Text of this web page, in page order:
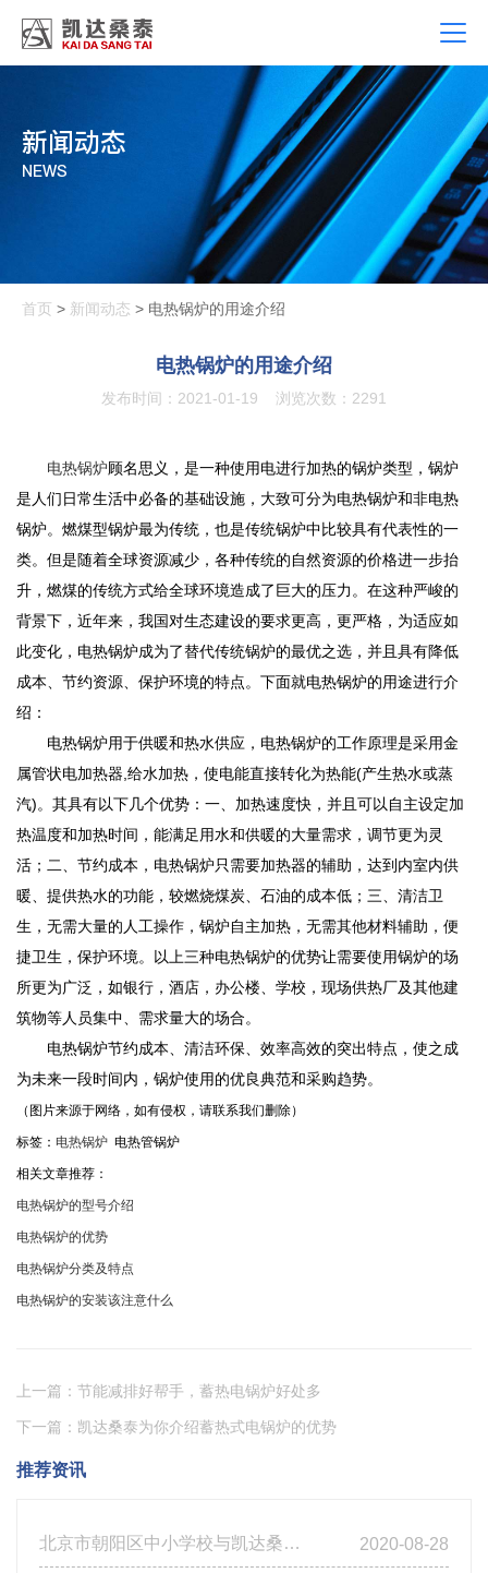
新闻动态
NEWS
首页 > 新闻动态 > 电热锅炉的用途介绍
电热锅炉的用途介绍
发布时间：2021-01-19 浏览次数：2291
电热锅炉顾名思义，是一种使用电进行加热的锅炉类型，锅炉
是人们日常生活中必备的基础设施，大致可分为电热锅炉和非电热
锅炉。燃煤型锅炉最为传统，也是传统锅炉中比较具有代表性的一
类。但是随着全球资源减少，各种传统的自然资源的价格进一步抬
升，燃煤的传统方式给全球环境造成了巨大的压力。在这种严峻的
背景下，近年来，我国对生态建设的要求更高，更严格，为适应如
此变化，电热锅炉成为了替代传统锅炉的最优之选，并且具有降低
成本、节约资源、保护环境的特点。下面就电热锅炉的用途进行介
绍：
电热锅炉用于供暖和热水供应，电热锅炉的工作原理是采用金
属管状电加热器,给水加热，使电能直接转化为热能(产生热水或蒸
汽)。其具有以下几个优势：一、加热速度快，并且可以自主设定加
热温度和加热时间，能满足用水和供暖的大量需求，调节更为灵
活；二、节约成本，电热锅炉只需要加热器的辅助，达到内室内供
暖、提供热水的功能，较燃烧煤炭、石油的成本低；三、清洁卫
生，无需大量的人工操作，锅炉自主加热，无需其他材料辅助，便
捷卫生，保护环境。以上三种电热锅炉的优势让需要使用锅炉的场
所更为广泛，如银行，酒店，办公楼、学校，现场供热厂及其他建
筑物等人员集中、需求量大的场合。
电热锅炉节约成本、清洁环保、效率高效的突出特点，使之成
为未来一段时间内，锅炉使用的优良典范和采购趋势。
（图片来源于网络，如有侵权，请联系我们删除）
标签： 电热锅炉 电热管锅炉
相关文章推荐：
电热锅炉的型号介绍
电热锅炉的优势
电热锅炉分类及特点
电热锅炉的安装该注意什么
上一篇：节能减排好帮手，蓄热电锅炉好处多
下一篇：凯达桑泰为你介绍蓄热式电锅炉的优势
推荐资讯
北京市朝阳区中小学校与凯达桑泰达成合作 2020-08-28